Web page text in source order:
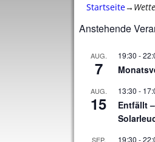
Startseite→
Anstehende
AUG.
7
19:30 -
AUG.
15
13:30 -
Entfällt
SEP. 19:30 -